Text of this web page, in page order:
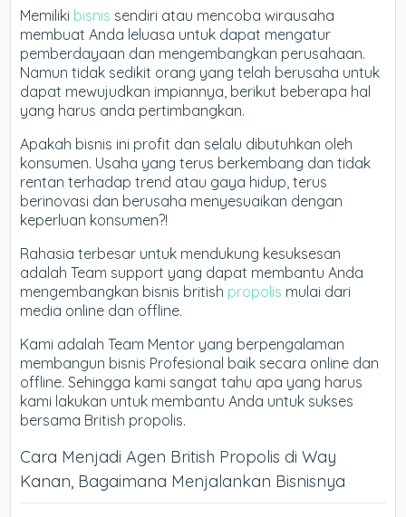
Memiliki bisnis sendiri atau mencoba wirausaha
membuat Anda leluasa untuk dapat mengatur
pemberdayaan dan mengembangkan perusahaan.
Namun tidak sedikit orang yang telah berusaha untuk
dapat mewujudkan impiannya, berikut beberapa hal
yang harus anda pertimbangkan.
Apakah bisnis ini profit dan selalu dibutuhkan oleh
konsumen. Usaha yang terus berkembang dan tidak
rentan terhadap trend atau gaya hidup, terus
berinovasi dan berusaha menyesuaikan dengan
keperluan konsumen?!
Rahasia terbesar untuk mendukung kesuksesan
adalah Team support yang dapat membantu Anda
mengembangkan bisnis british propolis mulai dari
media online dan offline.
Kami adalah Team Mentor yang berpengalaman
membangun bisnis Profesional baik secara online dan
offline. Sehingga kami sangat tahu apa yang harus
kami lakukan untuk membantu Anda untuk sukses
bersama British propolis.
Cara Menjadi Agen British Propolis di Way
Kanan, Bagaimana Menjalankan Bisnisnya